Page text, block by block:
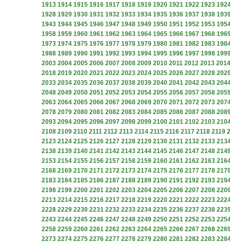
1913 1914 1915 1916 1917 1918 1919 1920 1921 1922 1923
1928 1929 1930 1931 1932 1933 1934 1935 1936 1937 1938
1943 1944 1945 1946 1947 1948 1949 1950 1951 1952 1953
1958 1959 1960 1961 1962 1963 1964 1965 1966 1967 1968
1973 1974 1975 1976 1977 1978 1979 1980 1981 1982 1983
1988 1989 1990 1991 1992 1993 1994 1995 1996 1997 1998
2003 2004 2005 2006 2007 2008 2009 2010 2011 2012 2013 2014
2018 2019 2020 2021 2022 2023 2024 2025 2026 2027 2028
2033 2034 2035 2036 2037 2038 2039 2040 2041 2042 2043
2048 2049 2050 2051 2052 2053 2054 2055 2056 2057 2058
2063 2064 2065 2066 2067 2068 2069 2070 2071 2072 2073
2078 2079 2080 2081 2082 2083 2084 2085 2086 2087 2088
2093 2094 2095 2096 2097 2098 2099 2100 2101 2102 2103
2108 2109 2110 2111 2112 2113 2114 2115 2116 2117 2118 2119
2123 2124 2125 2126 2127 2128 2129 2130 2131 2132 2133
2138 2139 2140 2141 2142 2143 2144 2145 2146 2147 2148
2153 2154 2155 2156 2157 2158 2159 2160 2161 2162 2163
2168 2169 2170 2171 2172 2173 2174 2175 2176 2177 2178
2183 2184 2185 2186 2187 2188 2189 2190 2191 2192 2193
2198 2199 2200 2201 2202 2203 2204 2205 2206 2207 2208
2213 2214 2215 2216 2217 2218 2219 2220 2221 2222 2223
2228 2229 2230 2231 2232 2233 2234 2235 2236 2237 2238
2243 2244 2245 2246 2247 2248 2249 2250 2251 2252 2253
2258 2259 2260 2261 2262 2263 2264 2265 2266 2267 2268
2273 2274 2275 2276 2277 2278 2279 2280 2281 2282 2283